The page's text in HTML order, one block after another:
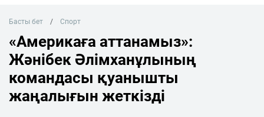
Басты бет Спорт
«Америкаға аттанамыз»:
Жәнібек Әлімханұлының
командасы қуанышты
жаңалығын жеткізді